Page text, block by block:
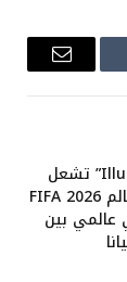
البريد
أغنية “Illuminate” تشعل
أجواء كأس العالم FIFA 2026
عالمي بين